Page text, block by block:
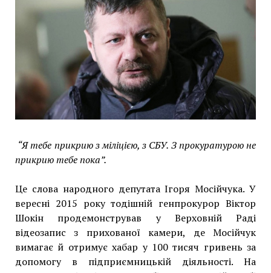
“Я тебе прикрию з міліцією, з СБУ. З прокуратурою не
прикрию тебе пока”.
Це слова народного депутата Ігоря Мосійчука. У
вересні 2015 року тодішній генпрокурор Віктор
Шокін продемонстрував у Верховній Раді
відеозапис з прихованої камери, де Мосійчук
вимагає й отримує хабар у 100 тисяч гривень за
допомогу в підприємницькій діяльності. На